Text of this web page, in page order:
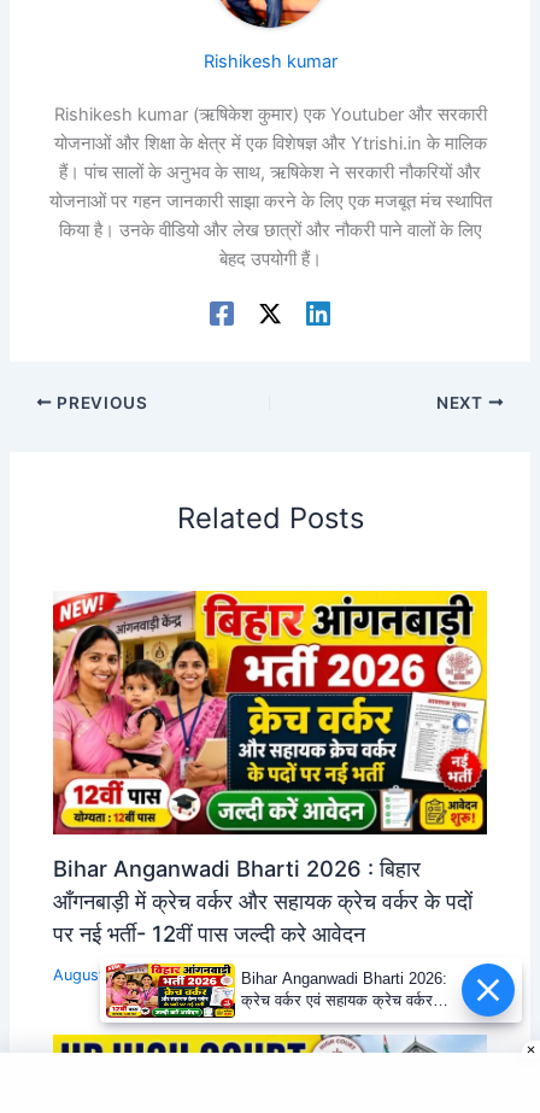
Rishikesh kumar
Rishikesh kumar (ऋषिकेश कुमार) एक Youtuber और सरकारी
योजनाओं और शिक्षा के क्षेत्र में एक विशेषज्ञ और Ytrishi.in के मालिक
हैं। पांच सालों के अनुभव के साथ, ऋषिकेश ने सरकारी नौकरियों और
योजनाओं पर गहन जानकारी साझा करने के लिए एक मजबूत मंच स्थापित
किया है। उनके वीडियो और लेख छात्रों और नौकरी पाने वालों के लिए
बेहद उपयोगी हैं।
PREVIOUS NEXT
Related Posts
Bihar Anganwadi Bharti 2026 : बिहार
आँगनबाड़ी में क्रेच वर्कर और सहायक क्रेच वर्कर के पदों
पर नई भर्ती- 12वीं पास जल्दी करे आवेदन
August 9, 2026
Bihar Anganwadi Bharti 2026:
क्रेच वर्कर एवं सहायक क्रेच वर्कर
भर्ती, 12वीं पास आवेदन करें